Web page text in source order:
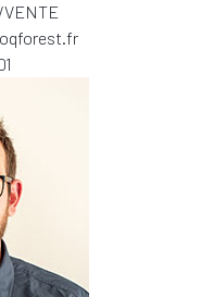
VENTE